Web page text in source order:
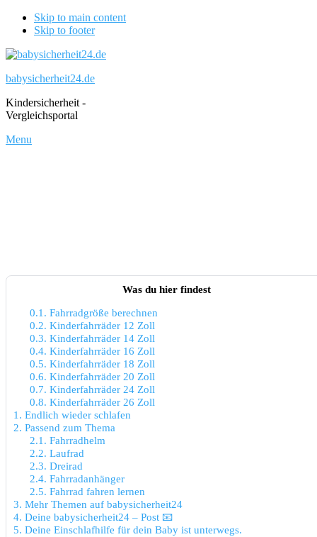
Skip to main content
Skip to footer
babysicherheit24.de
Kindersicherheit -
Vergleichsportal
Menu
Was du hier findest
0.1. Fahrradgröße berechnen
0.2. Kinderfahrräder 12 Zoll
0.3. Kinderfahrräder 14 Zoll
0.4. Kinderfahrräder 16 Zoll
0.5. Kinderfahrräder 18 Zoll
0.6. Kinderfahrräder 20 Zoll
0.7. Kinderfahrräder 24 Zoll
0.8. Kinderfahrräder 26 Zoll
1. Endlich wieder schlafen
2. Passend zum Thema
2.1. Fahrradhelm
2.2. Laufrad
2.3. Dreirad
2.4. Fahrradanhänger
2.5. Fahrrad fahren lernen
3. Mehr Themen auf babysicherheit24
4. Deine babysicherheit24 – Post 📧
5. Deine Einschlafhilfe für dein Baby ist unterwegs.